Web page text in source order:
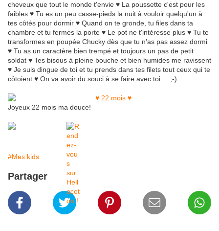
cheveux que tout le monde t'envie ♥ La poussette c'est pour les
faibles ♥ Tu es un peu casse-pieds la nuit à vouloir quelqu'un à
tes côtés pour dormir ♥ Quand on te gronde, tu files dans ta
chambre et tu fermes la porte ♥ Le pot ne t'intéresse plus ♥ Tu te
transformes en poupée Chucky dès que tu n'as pas assez dormi
♥ Tu as un caractère bien trempé et toujours un pas de petit
soldat ♥ Tes bisous à pleine bouche et bien humides me ravissent
♥ Je suis dingue de toi et tu prends dans tes filets tout ceux qui te
côtoient ♥ On va avoir du souci à se faire avec toi.... ;-)
Joyeux 22 mois ma douce!
#Mes kids
Partager